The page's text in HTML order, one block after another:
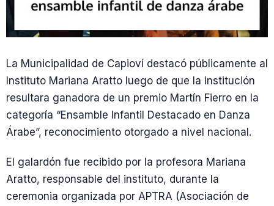
La Municipalidad de Capioví destacó públicamente al
Instituto Mariana Aratto luego de que la institución
resultara ganadora de un premio Martín Fierro en la
categoría “Ensamble Infantil Destacado en Danza
Árabe”, reconocimiento otorgado a nivel nacional.
El galardón fue recibido por la profesora Mariana
Aratto, responsable del instituto, durante la
ceremonia organizada por APTRA (Asociación de